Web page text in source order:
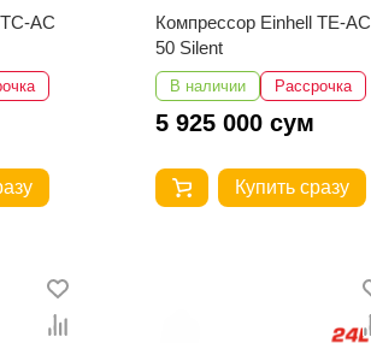
AC
Компрессор Einhell TE-AC
50 Silent
В наличии Рассрочка
5 925 000 сум
Купить сразу